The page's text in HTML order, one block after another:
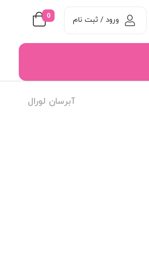
0 ورود / ثبت نام
آبرسان لورال